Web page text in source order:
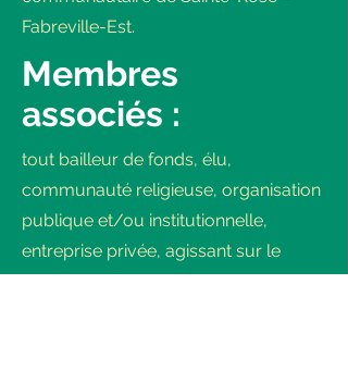
Fabreville-Est.
Membres
associés :
tout bailleur de fonds, élu,
communauté religieuse, organisation
publique et/ou institutionnelle,
entreprise privée, agissant sur le
territoire et ayant comme intérêt et